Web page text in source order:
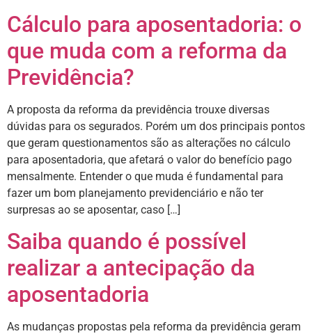
Cálculo para aposentadoria: o
que muda com a reforma da
Previdência?
A proposta da reforma da previdência trouxe diversas
dúvidas para os segurados. Porém um dos principais pontos
que geram questionamentos são as alterações no cálculo
para aposentadoria, que afetará o valor do benefício pago
mensalmente. Entender o que muda é fundamental para
fazer um bom planejamento previdenciário e não ter
surpresas ao se aposentar, caso […]
Saiba quando é possível
realizar a antecipação da
aposentadoria
As mudanças propostas pela reforma da previdência geram